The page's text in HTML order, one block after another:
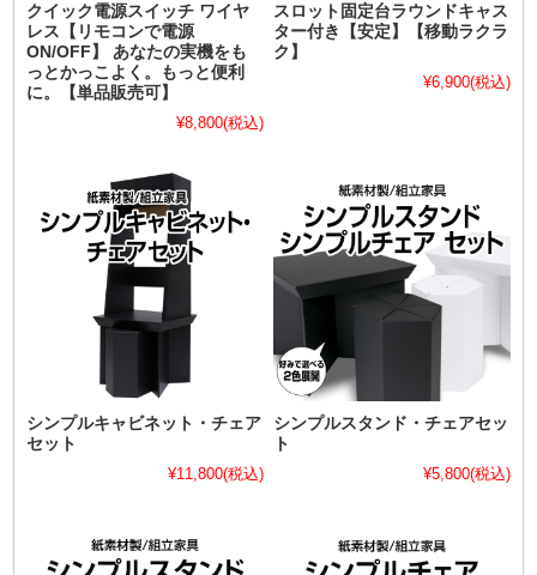
クイック電源スイッチ ワイヤ
レス【リモコンで電源
ON/OFF】 あなたの実機をも
っとかっこよく。もっと便利
に。【単品販売可】
¥8,800(税込)
スロット固定台ラウンドキャス
ター付き【安定】【移動ラクラ
ク】
¥6,900(税込)
シンプルキャビネット・チェア
セット
¥11,800(税込)
シンプルスタンド・チェアセッ
ト
¥5,800(税込)